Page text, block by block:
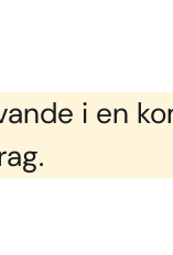
i en